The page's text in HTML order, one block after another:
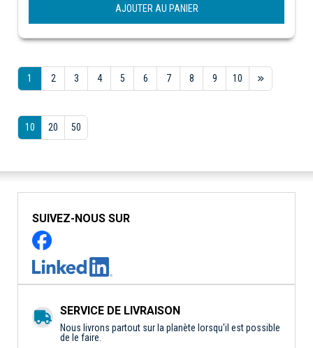
AJOUTER AU PANIER
1 2 3 4 5 6 7 8 9 10
10 20 50
SUIVEZ-NOUS SUR
SERVICE DE LIVRAISON
Nous livrons partout sur la planète lorsqu'il est possible
de le faire.